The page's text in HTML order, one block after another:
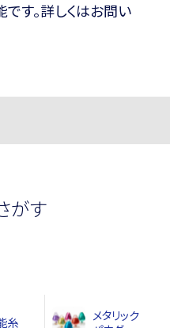
す。詳しくはお問い
がす
糸
メタリック